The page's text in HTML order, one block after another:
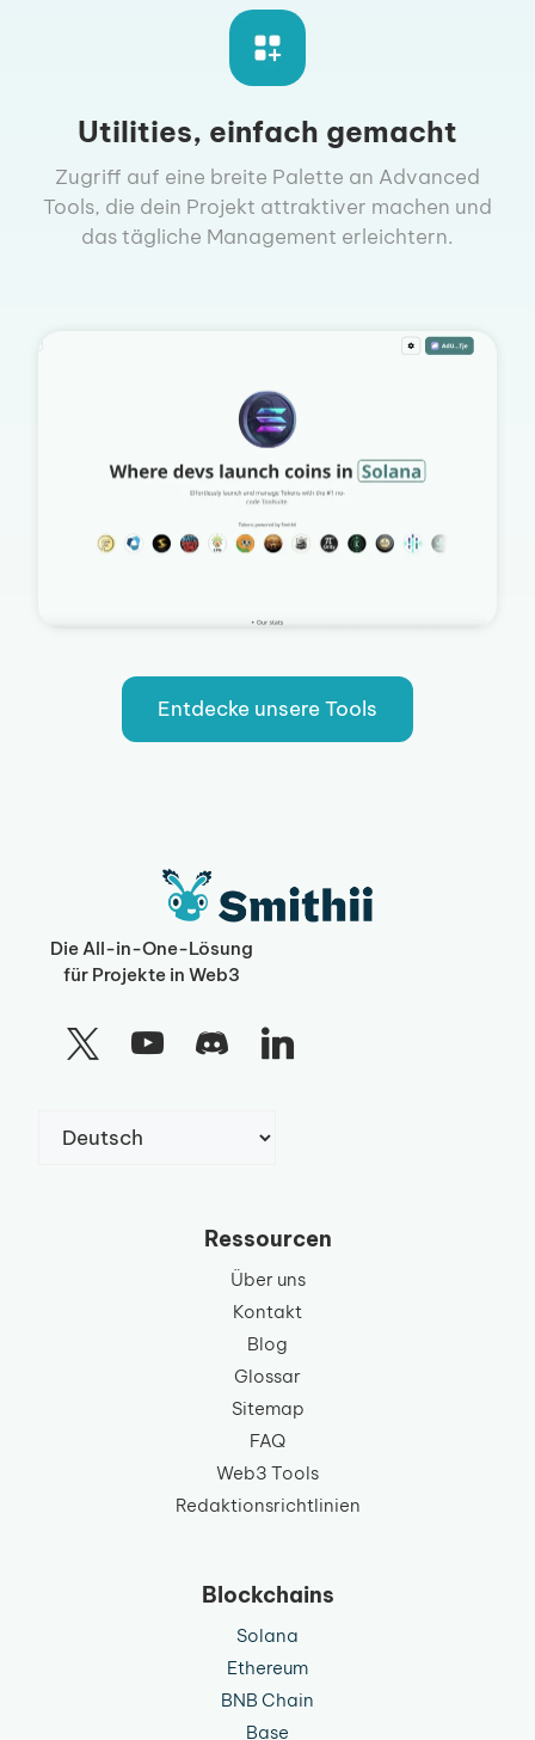
Utilities, einfach gemacht
Zugriff auf eine breite Palette an Advanced
Tools, die dein Projekt attraktiver machen und
das tägliche Management erleichtern.
Entdecke unsere Tools
Die All-in-One-Lösung
für Projekte in Web3
Sprache
auswählen
Ressourcen
Über uns
Kontakt
Blog
Glossar
Sitemap
FAQ
Web3 Tools
Redaktionsrichtlinien
Blockchains
Solana
Ethereum
BNB Chain
Base